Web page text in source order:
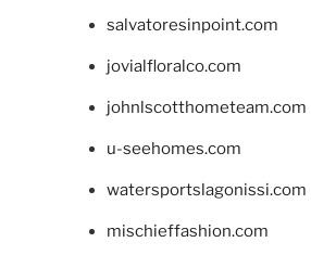
salvatoresinpoint.com
jovialfloralco.com
johnlscotthometeam.com
u-seehomes.com
watersportslagonissi.com
mischieffashion.com